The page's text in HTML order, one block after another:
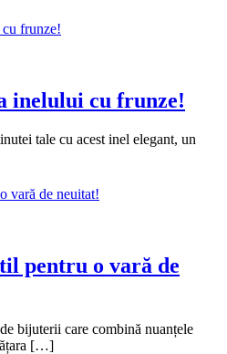
inelului cu frunze!
tale cu acest inel elegant, un
pentru o vară de
bijuterii care combină nuanțele
[…]